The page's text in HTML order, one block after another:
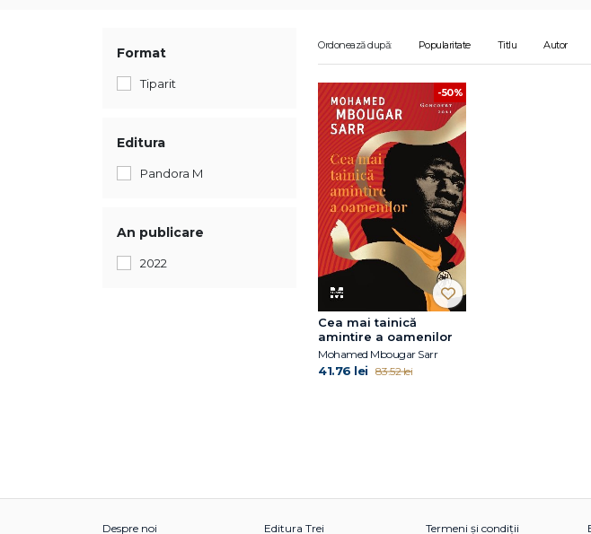
Format
Tiparit
Editura
Pandora M
An publicare
2022
Ordonează după: Popularitate Titlu Autor
-50%
Cea mai tainică
amintire a oamenilor
Mohamed Mbougar Sarr
41.76 lei 83.52 lei
Despre noi Editura Trei Termeni și condiții